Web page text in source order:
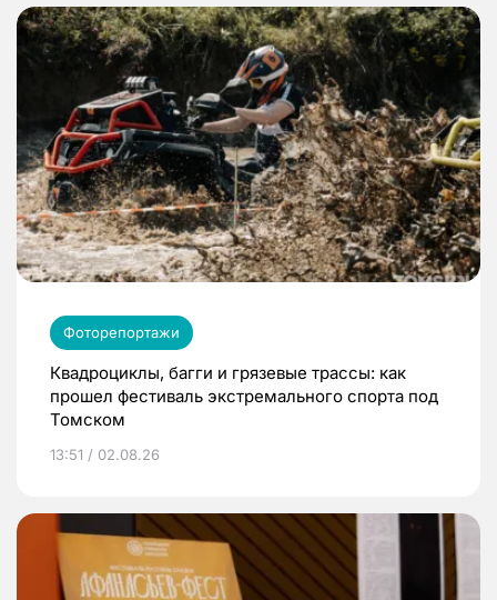
Фоторепортажи
Квадроциклы, багги и грязевые трассы: как
прошел фестиваль экстремального спорта под
Томском
13:51 / 02.08.26